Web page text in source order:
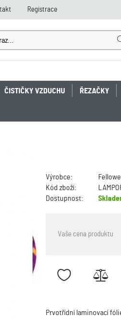
Registrace
ČISTIČKY VZDUCHU ŘEZAČKY
Výrobce:
Kód zboží:
Dostupnost:
Vaše cena produktu
Prvotřídní laminovací